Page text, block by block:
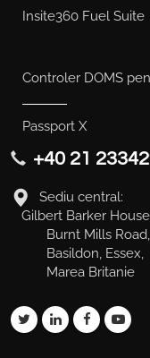
Insite360 Fuel Suite
Controler DOMS
Passport X
+40 21
Sediu central:
Gilbert Barker
Burnt Mills Road,
Basildon, Essex,
Marea Britanie